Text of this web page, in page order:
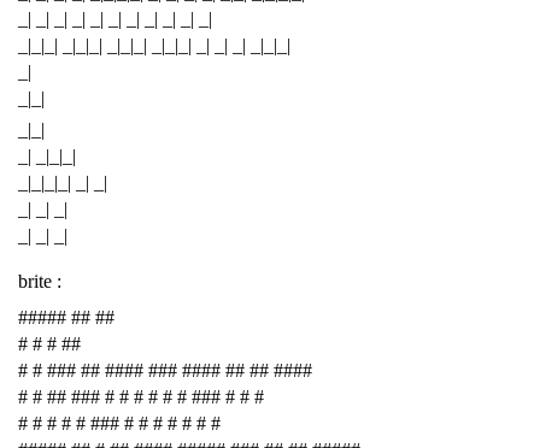
_| _| _| _| _| _| _| _| _| _| _|
_|_|_| _|_|_| _|_|_| _|_|_| _| _| _| _|_|_|
_|
_|_|
_|_|
_| _|_|_|
_|_|_|_| _| _|
_| _| _|
_| _| _|
brite :
##### ## ##
# # # ##
# # ### ## #### ### #### ## ## ####
# # ## ### # # # # # # ### # # #
# # # # # ### # # # # # # #